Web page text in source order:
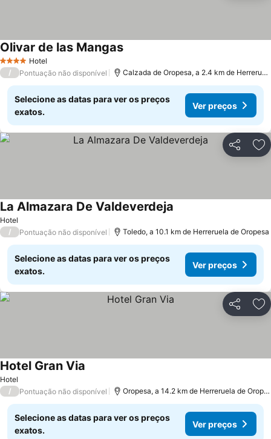
4 EstrelasHotel
Olivar de las MangasVer preços
/ Pontuação não disponível Calzada de Oropesa, a 2.4 km de
Selecione as datas para ver os preços
exatos.
Ver preços
Partilhar
Hotel
La Almazara De Valdeverdeja
/ Pontuação não disponível Toledo, a 10.1 km de Herreruela de Oropesa
Selecione as datas para ver os preços
exatos.
Ver preços
Partilhar
Hotel
Hotel Gran Via
/ Pontuação não disponível Oropesa, a 14.2 km de Herreruela de
Selecione as datas para ver os preços
exatos.
Ver preços